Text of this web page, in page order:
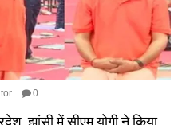
0
झांसी में सीएम योगी ने किया